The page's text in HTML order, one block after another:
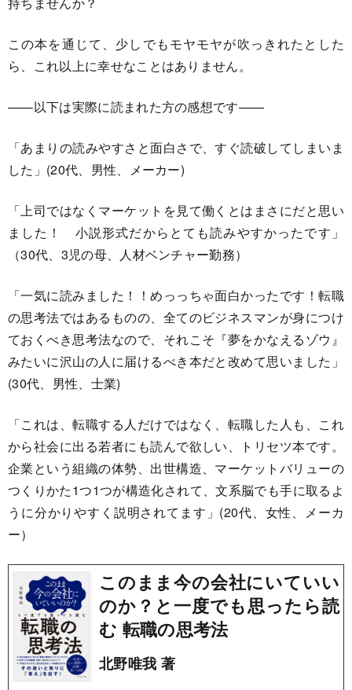
この本を通じて、少しでもモヤモヤが吹っきれたとした
ら、これ以上に幸せなことはありません。
——以下は実際に読まれた方の感想です——
「あまりの読みやすさと面白さで、すぐ読破してしまいま
した」(20代、男性、メーカー)
「上司ではなくマーケットを見て働くとはまさにだと思い
ました！ 小説形式だからとても読みやすかったです」
（30代、3児の母、人材ベンチャー勤務）
「一気に読みました！！めっっちゃ面白かったです！転職
の思考法ではあるものの、全てのビジネスマンが身につけ
ておくべき思考法なので、それこそ『夢をかなえるゾウ』
みたいに沢山の人に届けるべき本だと改めて思いました」
(30代、男性、士業)
「これは、転職する人だけではなく、転職した人も、これ
から社会に出る若者にも読んで欲しい、トリセツ本です。
企業という組織の体勢、出世構造、マーケットバリューの
つくりかた1つ1つが構造化されて、文系脳でも手に取るよ
うに分かりやすく説明されてます」(20代、女性、メーカ
ー）
このまま今の会社にいていい
のか？と一度でも思ったら読
む 転職の思考法
北野唯我 著